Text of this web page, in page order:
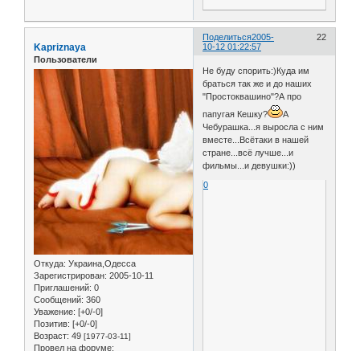
Поделиться 22
2005-
10-12 01:22:57
Kapriznaya
Пользователи
Откуда: Украина,Одесса
Зарегистрирован: 2005-10-11
Приглашений: 0
Сообщений: 360
Уважение: [+0/-0]
Позитив: [+0/-0]
Возраст: 49 [1977-03-11]
Провел на форуме:
Не буду спорить:)Куда им
браться так же и до наших
"Простоквашино"?А про
папугая Кешку?
А
Чебурашка...я выросла с ним
вместе...Всётаки в нашей
стране...всё лучше...и
фильмы...и девушки:))
0